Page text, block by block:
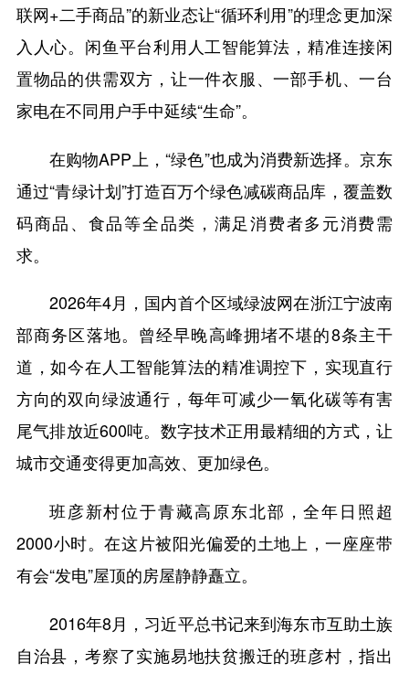
联网+二手商品”的新业态让“循环利用”的理念更加深
入人心。闲鱼平台利用人工智能算法，精准连接闲
置物品的供需双方，让一件衣服、一部手机、一台
家电在不同用户手中延续“生命”。
在购物APP上，“绿色”也成为消费新选择。京东
通过“青绿计划”打造百万个绿色减碳商品库，覆盖数
码商品、食品等全品类，满足消费者多元消费需
求。
2026年4月，国内首个区域绿波网在浙江宁波南
部商务区落地。曾经早晚高峰拥堵不堪的8条主干
道，如今在人工智能算法的精准调控下，实现直行
方向的双向绿波通行，每年可减少一氧化碳等有害
尾气排放近600吨。数字技术正用最精细的方式，让
城市交通变得更加高效、更加绿色。
班彦新村位于青藏高原东北部，全年日照超
2000小时。在这片被阳光偏爱的土地上，一座座带
有会“发电”屋顶的房屋静静矗立。
2016年8月，习近平总书记来到海东市互助土族
自治县，考察了实施易地扶贫搬迁的班彦村，指出